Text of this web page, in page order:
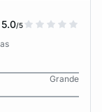
5.0/5
Grande